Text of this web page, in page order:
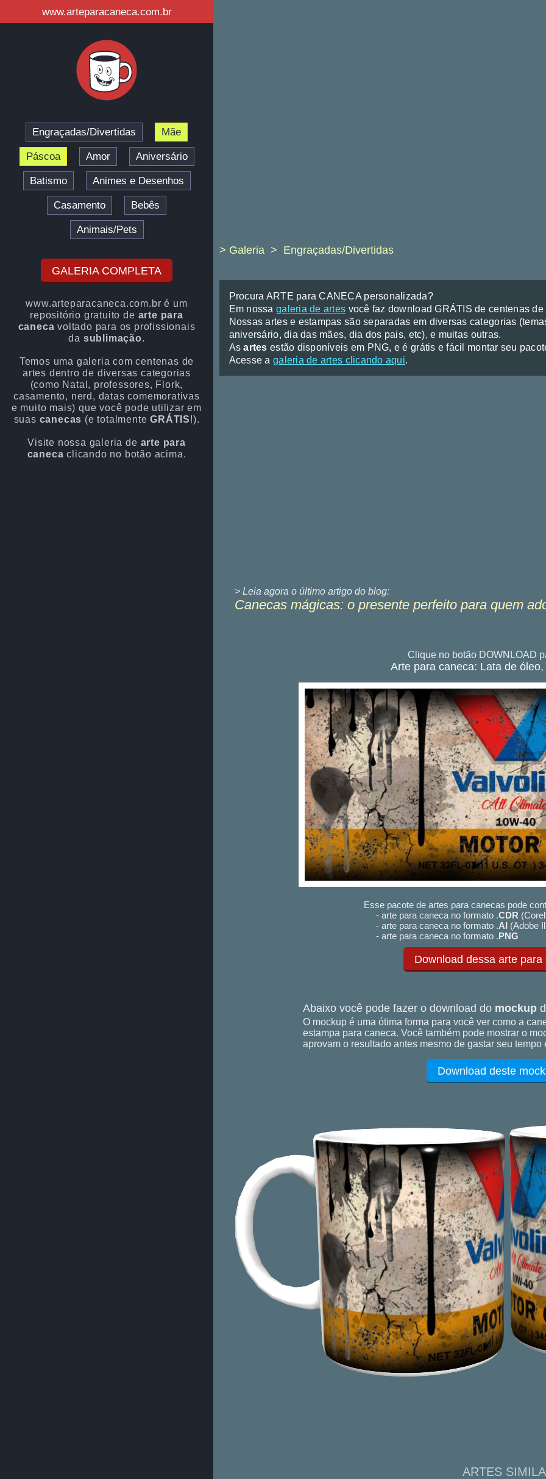
www.arteparacaneca.com.br
Engraçadas/Divertidas Mãe
Páscoa Amor Aniversário
Batismo Animes e Desenhos
Casamento Bebês
Animais/Pets
GALERIA COMPLETA
www.arteparacaneca.com.br é um
repositório gratuito de arte para
caneca voltado para os profissionais
da sublimação.
Temos uma galeria com centenas de
artes dentro de diversas categorias
(como Natal, professores, Flork,
casamento, nerd, datas comemorativas
e muito mais) que você pode utilizar em
suas canecas (e totalmenteGRÁTIS!).
Visite nossa galeria de arte para
caneca clicando no botão acima.
> Galeria Engraçadas/Divertidas
Procura ARTE para CANECA personalizada?
Em nossa galeria de artes você faz download GRÁTIS de centenas
Nossas artes e estampas são separadas em diversas categorias
aniversário, dia das mães, dia dos pais, etc), e muitas outras.
Asartes estão disponíveis em PNG, e é grátis e fácil montar seu
Acesse a galeria de artes clicando aqui.
> Leia agora o último artigo do blog:
Canecas mágicas: o presente perfeito para quem
Clique no botão DOWNLOAD
Arte para caneca: Lata de
Esse pacote de artes para canecas pode
- arte para caneca no formato .CDR
- arte para caneca no formato .AI (Adobe
- arte para caneca no formato .PNG
Download dessa arte
Abaixo você pode fazer o download do mockup
O mockup é uma ótima forma para você ver como a
estampa para caneca. Você também pode mostrar o
aprovam o resultado antes mesmo de gastar seu tempo
Download deste
ARTES